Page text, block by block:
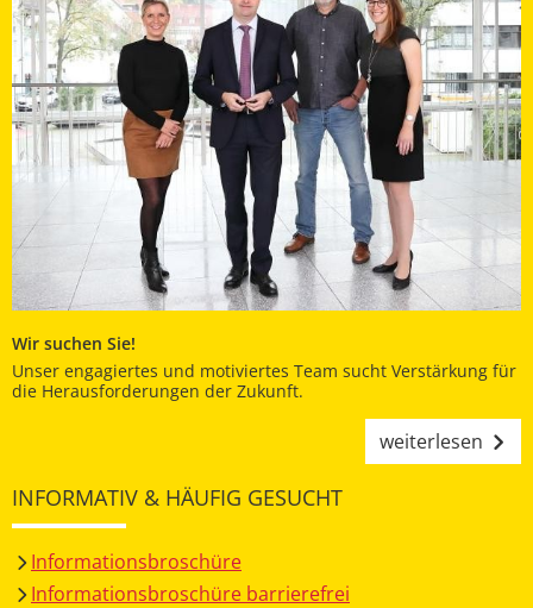
Wir suchen Sie!
Unser engagiertes und motiviertes Team sucht Verstärkung für
die Herausforderungen der Zukunft.
weiterlesen
INFORMATIV & HÄUFIG GESUCHT
Informationsbroschüre
Informationsbroschüre barrierefrei